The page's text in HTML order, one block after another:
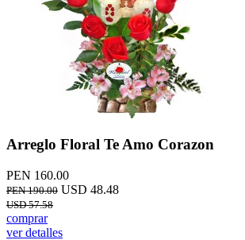
Arreglo Floral Te Amo Corazon
PEN 160.00
PEN 190.00 USD 48.48
USD 57.58
comprar
ver detalles